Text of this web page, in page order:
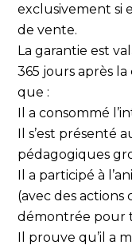
exclusivement si
de vente.
La garantie est
365 jours après
que :
Il a consommé
Il s’est présenté
pédagogiques
Il a participé à
(avec des actions
démontrée pour
Il prouve qu’il a